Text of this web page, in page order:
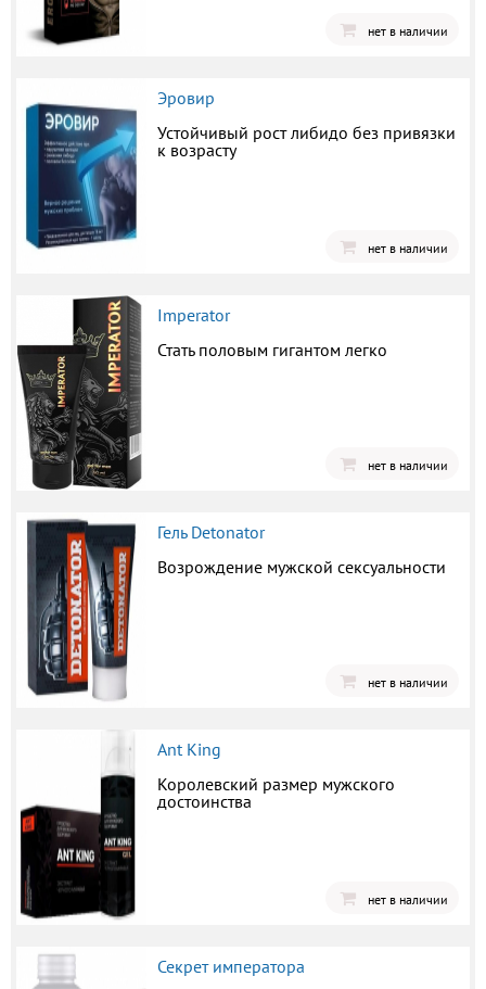
нет в наличии
Эровир
Устойчивый рост либидо без привязки
к возрасту
нет в наличии
Imperator
Стать половым гигантом легко
нет в наличии
Гель Detonator
Возрождение мужской сексуальности
нет в наличии
Ant King
Королевский размер мужского
достоинства
нет в наличии
Секрет императора